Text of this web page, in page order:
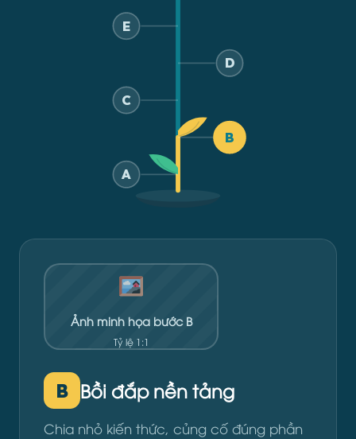
A
B
C
D
E
Ảnh minh họa bước B
Tỷ lệ 1:1
B Bồi đắp nền tảng
Chia nhỏ kiến thức, củng cố đúng phần